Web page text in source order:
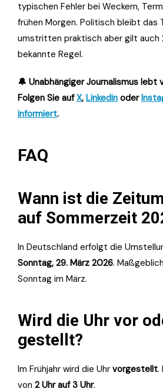
typischen Fehler bei Weckern,
frühen Morgen. Politisch bleibt das
umstritten praktisch aber gilt auch
bekannte Regel.
🔔 Unabhängiger Journalismus lebt
Folgen Sie aufX, Linkedin oder
informiert.
FAQ
Wann ist die
auf Sommerzeit
In Deutschland erfolgt die
Sonntag, 29. März 2026.
Sonntag im März.
Wird die Uhr vor
gestellt?
Im Frühjahr wird die Uhr vorgestellt.
von 2 Uhr auf 3 Uhr.